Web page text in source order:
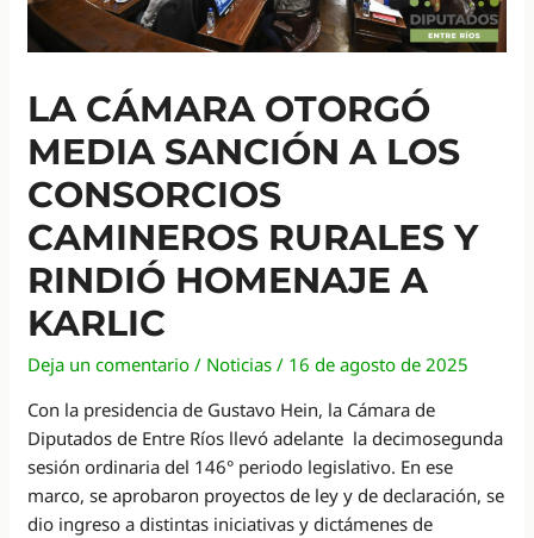
LA CÁMARA OTORGÓ
MEDIA SANCIÓN A LOS
CONSORCIOS
CAMINEROS RURALES Y
RINDIÓ HOMENAJE A
KARLIC
Deja un comentario / Noticias / 16 de agosto de 2025
Con la presidencia de Gustavo Hein, la Cámara de
Diputados de Entre Ríos llevó adelante la decimosegunda
sesión ordinaria del 146° periodo legislativo. En ese
marco, se aprobaron proyectos de ley y de declaración, se
dio ingreso a distintas iniciativas y dictámenes de